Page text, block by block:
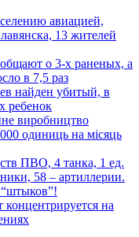
авиацией,
13 жителей
о 3-х раненых, а
в 7,5 раз
найден убитый, в
ребенок
виробництво
одиниць на місяць
ПВО, 4 танка, 1 ед.
58 – артиллерии.
на